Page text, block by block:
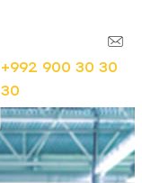
+992 900 30 30
30